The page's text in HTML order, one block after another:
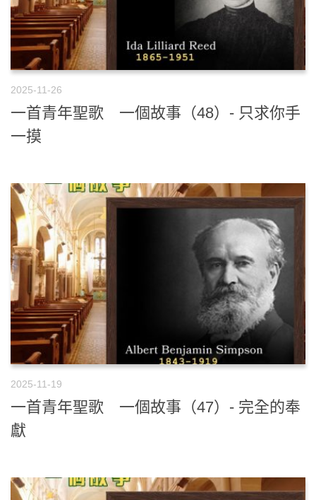
2025-11-26
一首青年聖歌 一個故事（48）- 只求你手
一摸
2025-11-19
一首青年聖歌 一個故事（47）- 完全的奉
獻